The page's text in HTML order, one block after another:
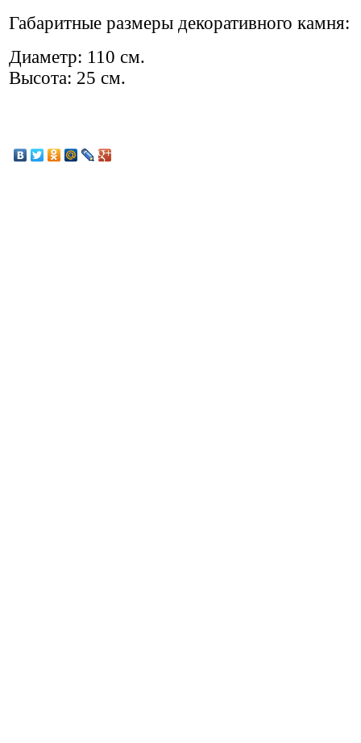
Габаритные размеры декоративного камня:
Диаметр: 110 см.
Высота: 25 см.